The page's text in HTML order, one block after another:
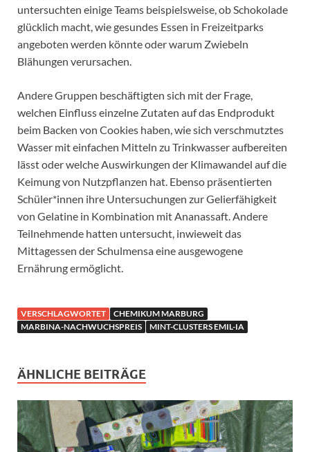
untersuchten einige Teams beispielsweise, ob Schokolade
glücklich macht, wie gesundes Essen in Freizeitparks
angeboten werden könnte oder warum Zwiebeln
Blähungen verursachen.
Andere Gruppen beschäftigten sich mit der Frage,
welchen Einfluss einzelne Zutaten auf das Endprodukt
beim Backen von Cookies haben, wie sich verschmutztes
Wasser mit einfachen Mitteln zu Trinkwasser aufbereiten
lässt oder welche Auswirkungen der Klimawandel auf die
Keimung von Nutzpflanzen hat. Ebenso präsentierten
Schüler*innen ihre Untersuchungen zur Gelierfähigkeit
von Gelatine in Kombination mit Ananassaft. Andere
Teilnehmende hatten untersucht, inwieweit das
Mittagessen der Schulmensa eine ausgewogene
Ernährung ermöglicht.
VERSCHLAGWORTET
CHEMIKUM MARBURG
MARBINA-NACHWUCHSPREIS
MINT-CLUSTERS EMIL-IA
ÄHNLICHE BEITRÄGE